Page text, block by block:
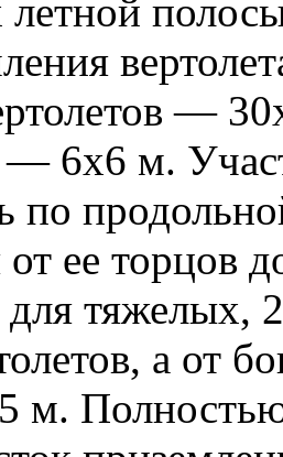
летной
—
— 6x6 м.
по
от ее торцов
тяжелых,
а от
м.